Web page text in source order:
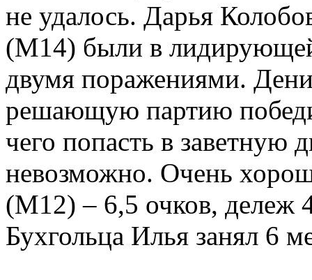
не удалось. Дарья
(М14) были в
двумя поражениями.
решающую партию
чего попасть в заветную
невозможно. Очень
(М12) – 6,5 очков, дележ
Бухгольца Илья занял 6